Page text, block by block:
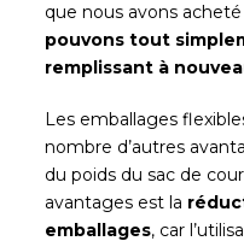
que nous avons
pouvons tout
remplissant à
Les emballages
nombre d’autres
du poids du sac de
avantages est la
emballages, car